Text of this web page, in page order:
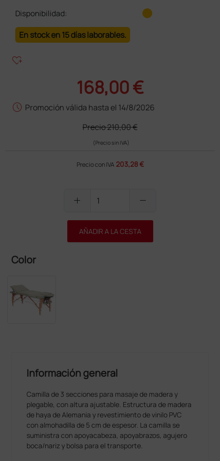
Disponibilidad:
En stock en 15 días laborables.
heart_plus
168,00 €
schedule Promoción válida hasta el 14/8/2026
Precio210,00 €
(Precio sin IVA)
Precio con IVA 203,28 €
add remove
AÑADIR A LA CESTA
Color
Información general
Camilla de 3 secciones para masaje de madera y
plegable, con altura ajustable. Estructura de madera
de haya de Alemania y revestimiento de vinilo PVC
con almohadilla de 5 cm de espesor. La camilla se
suministra con apoyacabeza, apoyabrazos, agujero
boca/nariz y bolsa para el transporte.